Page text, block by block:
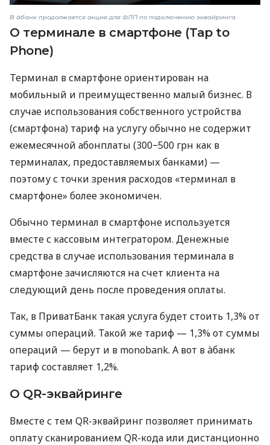
В àбанк продолжается акция для ФЛП по подключению эквайринга
О терминале в смартфоне (Tap to
Phone)
Терминал в смартфоне ориентирован на
мобильный и преимущественно малый бизнес. В
случае использования собственного устройства
(смартфона) тариф на услугу обычно не содержит
ежемесячной абонплаты (300−500 грн как в
терминалах, предоставляемых банками) —
поэтому с точки зрения расходов «терминал в
смартфоне» более экономичен.
Обычно терминал в смартфоне используется
вместе с кассовым интегратором. Денежные
средства в случае использования терминала в
смартфоне зачисляются на счет клиента на
следующий день после проведения оплаты.
Так, в ПриватБанк такая услуга будет стоить 1,3% от
суммы операций. Такой же тариф — 1,3% от суммы
операций — берут и в monobank. А вот в àбанк
тариф составляет 1,2%.
О QR-эквайринге
Вместе с тем QR-эквайринг позволяет принимать
оплату сканированием QR-кода или дистанционно